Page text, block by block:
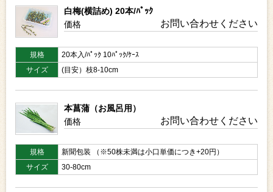
白梅(横詰め) 20本/ﾊﾟｯｸ
価格
お問い合わせください
規格
20本入/ﾊﾟｯｸ 10ﾊﾟｯｸ/ｹｰｽ
サイズ
(目安）枝8-10cm
本菖蒲（お風呂用）
価格
お問い合わせください
規格
新聞包装 （※50株未満は小口単価につき+20円）
サイズ
30-80cm